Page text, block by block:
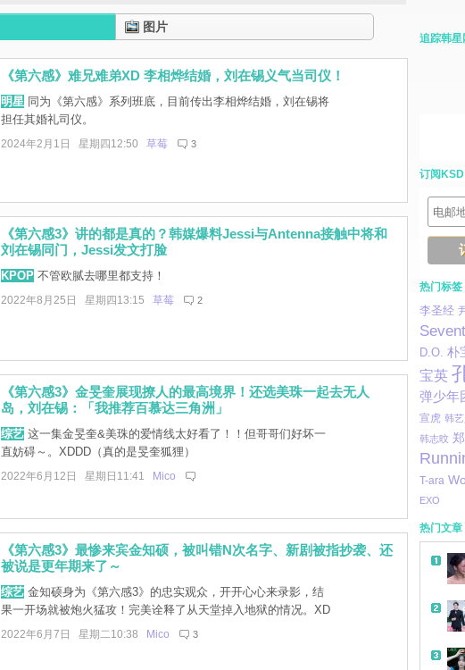
图片
《第六感》难兄难弟XD 李相烨结婚，刘在锡义气当司仪！
明星同为《第六感》系列班底，目前传出李相烨结婚，刘在锡将
担任其婚礼司仪。
2024年2月1日 星期四12:50 草莓 3
《第六感3》讲的都是真的？韩媒爆料Jessi与Antenna接触中将和
刘在锡同门，Jessi发文打脸
KPOP不管欧腻去哪里都支持！
2022年8月25日 星期四13:15 草莓 2
《第六感3》金旻奎展现撩人的最高境界！还选美珠一起去无人
岛，刘在锡：「我推荐百慕达三角洲」
综艺这一集金旻奎&美珠的爱情线太好看了！！但哥哥们好坏一
直妨碍～。XDDD（真的是旻奎狐狸）
2022年6月12日 星期日11:41 Mico
《第六感3》最惨来宾金知硕，被叫错N次名字、新剧被指抄袭、还
被说是更年期来了～
综艺金知硕身为《第六感3》的忠实观众，开开心心来录影，结
果一开场就被炮火猛攻！完美诠释了从天堂掉入地狱的情况。XD
2022年6月7日 星期二10:38 Mico 3
追踪韩星
订阅KSD
热门标签
李圣经
D.O. 朴
宝英
弹少年
宣虎 韩
韩志旼
T-ara
EXO
热门文章